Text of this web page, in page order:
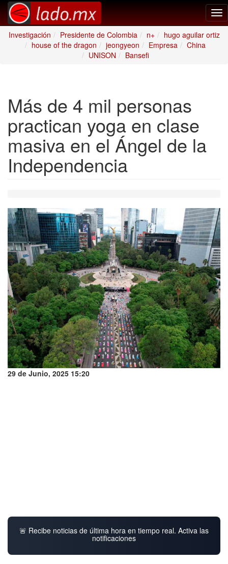
Investigación
Presidente de Colombia n+
hugo aguilar ortiz
house of the dragon
jeongyeon Empresa
China
UNISON
Bansefi
Más de 4 mil personas
practican yoga en clase
masiva en el Ángel de la
Independencia
29 de Junio, 2025 15:20
🚨 Recibe noticias de última hora en tiempo real. Activa las
notificaciones